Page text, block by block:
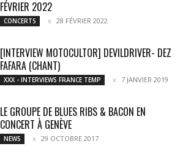
FÉVRIER 2022
CONCERTS 28 FÉVRIER 2022
[INTERVIEW MOTOCULTOR] DEVILDRIVER- DEZ
FAFARA (CHANT)
XXX - INTERVIEWS FRANCE TEMP 7 JANVIER 2019
LE GROUPE DE BLUES RIBS & BACON EN
CONCERT À GENÈVE
NEWS 29 OCTOBRE 2017